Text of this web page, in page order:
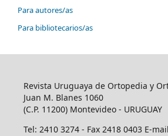
Para autores/as
Para bibliotecarios/as
Revista Uruguaya de Ortopedia y
Juan M. Blanes 1060
(C.P. 11200) Montevideo - URUGUAY
Tel: 2410 3274 - Fax 2418 0403 E-